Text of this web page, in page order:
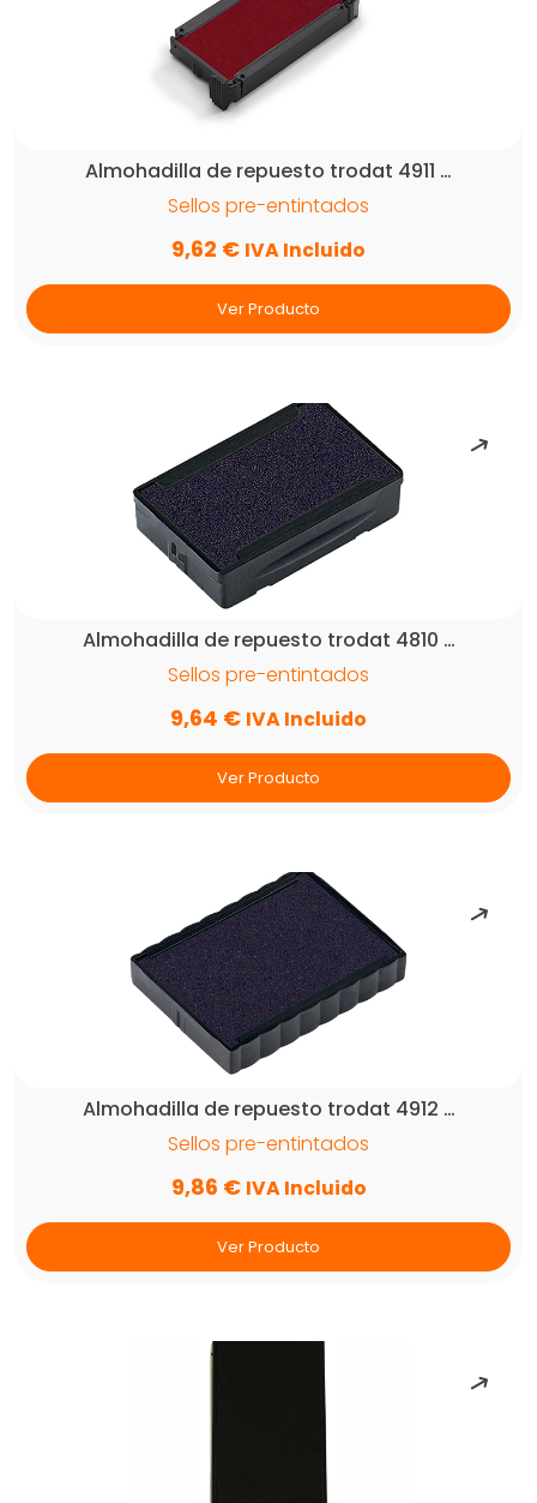
Almohadilla de repuesto trodat 4911 …
Sellos pre-entintados
9,62 € IVA Incluido
Ver Producto
Almohadilla de repuesto trodat 4810 …
Sellos pre-entintados
9,64 € IVA Incluido
Ver Producto
Almohadilla de repuesto trodat 4912 …
Sellos pre-entintados
9,86 € IVA Incluido
Ver Producto